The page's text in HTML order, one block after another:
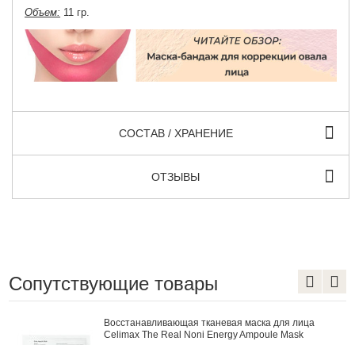
Объем: 11 гр.
СОСТАВ / ХРАНЕНИЕ
ОТЗЫВЫ
Сопутствующие товары
Восстанавливающая тканевая маска для лица
Celimax The Real Noni Energy Ampoule Mask